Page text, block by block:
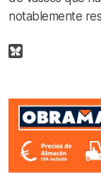
notablemente